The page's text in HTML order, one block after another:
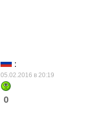
:
05.02.2016 в 20:19
0